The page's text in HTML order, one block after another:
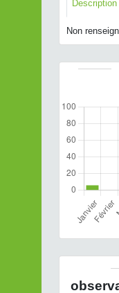
Description
Non